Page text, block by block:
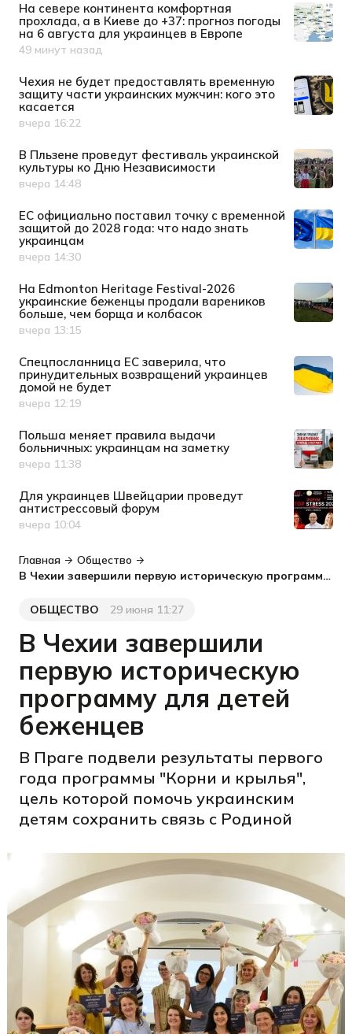
На севере континента комфортная
прохлада, а в Киеве до +37: прогноз погоды
на 6 августа для украинцев в Европе
Дата публикации
49 минут назад
Чехия не будет предоставлять временную
защиту части украинских мужчин: кого это
касается
Дата публикации
вчера 16:22
В Пльзене проведут фестиваль украинской
культуры ко Дню Независимости
Дата публикации
вчера 14:48
ЕС официально поставил точку с временной
защитой до 2028 года: что надо знать
украинцам
Дата публикации
вчера 14:30
На Edmonton Heritage Festival-2026
украинские беженцы продали вареников
больше, чем борща и колбасок
Дата публикации
вчера 13:15
Спецпосланница ЕС заверила, что
принудительных возвращений украинцев
домой не будет
Дата публикации
вчера 12:19
Польша меняет правила выдачи
больничных: украинцам на заметку
Дата публикации
вчера 11:38
Для украинцев Швейцарии проведут
антистрессовый форум
Дата публикации
вчера 10:04
Главная
Общество
В Чехии завершили первую историческую программу для детей беженцев
Категория
ОБЩЕСТВО
Дата публикации
29 июня 11:27
В Чехии завершили
первую историческую
программу для детей
беженцев
В Праге подвели результаты первого
года программы "Корни и крылья",
цель которой помочь украинским
детям сохранить связь с Родиной